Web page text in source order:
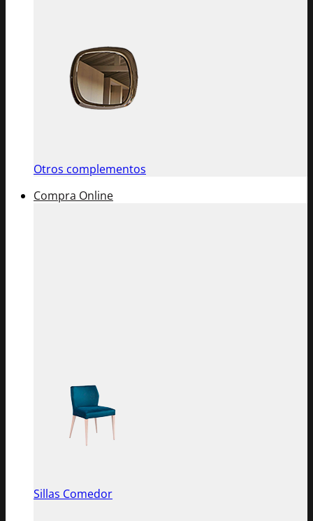
Otros complementos
Compra Online
Sillas Comedor